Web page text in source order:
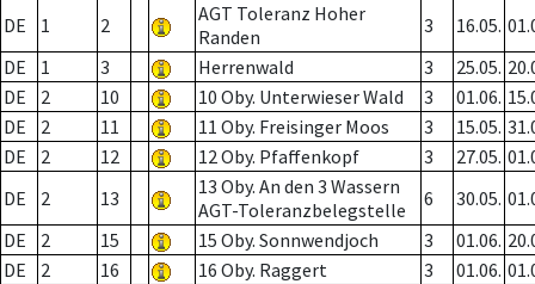
DE
1 2
AGT Toleranz Hoher
Randen
3 16.05.
DE
1 3 Herrenwald 3 25.05.
DE
2 10 10 Oby. Unterwieser Wald 3 01.06.
DE
2 11 11 Oby. Freisinger Moos 3 15.05.
DE
2 12 12 Oby. Pfaffenkopf 3 27.05.
DE
2 13
13 Oby. An den 3 Wassern
AGT-Toleranzbelegstelle
6 30.05.
DE
2 15 15 Oby. Sonnwendjoch 3 01.06.
DE
2 16 16 Oby. Raggert 3 01.06.